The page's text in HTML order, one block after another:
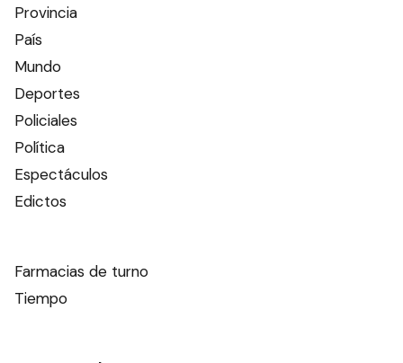
Provincia
País
Mundo
Deportes
Policiales
Política
Espectáculos
Edictos
Farmacias de turno
Tiempo